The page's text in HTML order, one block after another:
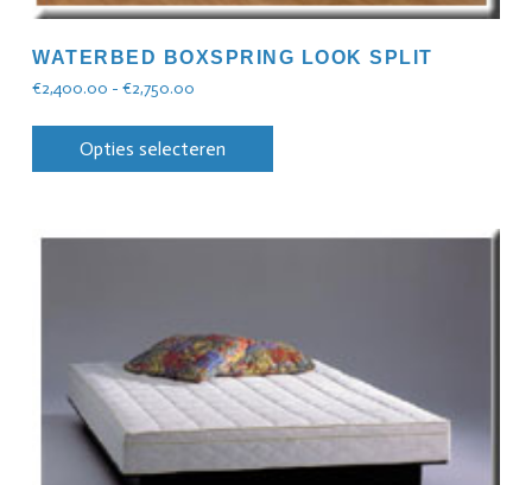
WATERBED BOXSPRING LOOK SPLIT
€2,400.00 - €2,750.00
Opties selecteren